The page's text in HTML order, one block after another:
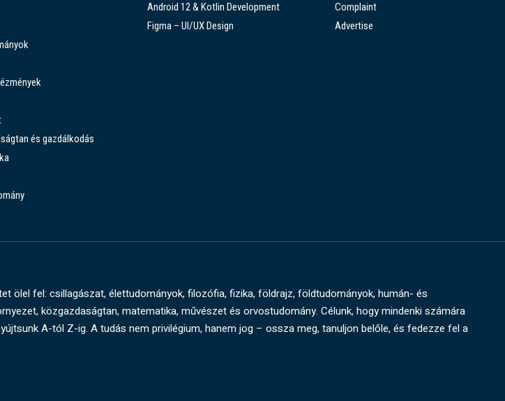
és gazdálkodás
Android 12 & Kotlin Development
Figma – UI/UX Design
Complaint
Advertise
ölel fel: csillagászat, élettudományok, filozófia, fizika, földrajz, földtudományok, humán- és
közgazdaságtan, matematika, művészet és orvostudomány. Célunk, hogy mindenki számára
A-tól Z-ig. A tudás nem privilégium, hanem jog – ossza meg, tanuljon belőle, és fedezze fel a